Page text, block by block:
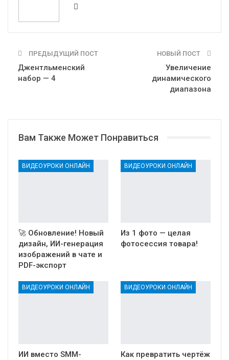
ПРЕДЫДУЩИЙ ПОСТ
Джентльменский
набор — 4
НОВЫЙ ПОСТ
Увеличение
динамического
диапазона
Вам Также Может Понравиться
ВИДЕОУРОКИ ОНЛАЙН
🚀 Обновление! Новый
дизайн, ИИ-генерация
изображений в чате и
PDF-экспорт
ВИДЕОУРОКИ ОНЛАЙН
Из 1 фото — целая
фотосессия товара!
ВИДЕОУРОКИ ОНЛАЙН
ИИ вместо SMM-
ВИДЕОУРОКИ ОНЛАЙН
Как превратить чертёж